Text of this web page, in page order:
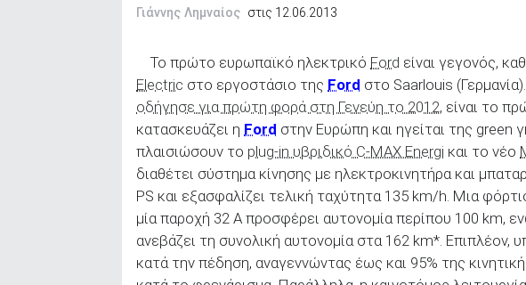
Γιάννης Λημναίος στις 12.06.2013
Το πρώτο ευρωπαϊκό ηλεκτρικό Ford είναι γεγονός,
Electric στο εργοστάσιο της Ford στο Saarlouis (Γερμανία).
οδήγησε για πρώτη φορά στη Γενεύη το 2012, είναι το
κατασκευάζει η Ford στην Ευρώπη και ηγείται της green
πλαισιώσουν το plug-in υβριδικό C‑MAX Energi και το νέο
διαθέτει σύστημα κίνησης με ηλεκτροκινητήρα και
PS και εξασφαλίζει τελική ταχύτητα 135 km/h. Μια
μία παροχή 32 A προσφέρει αυτονομία περίπου 100 km,
ανεβάζει τη συνολική αυτονομία στα 162 km*. Επιπλέον,
κατά την πέδηση, αναγεννώντας έως και 95% της